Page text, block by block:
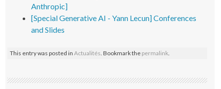
Anthropic]
[Special Generative AI - Yann Lecun] Conferences
and Slides
This entry was posted inActualités. Bookmark the permalink.